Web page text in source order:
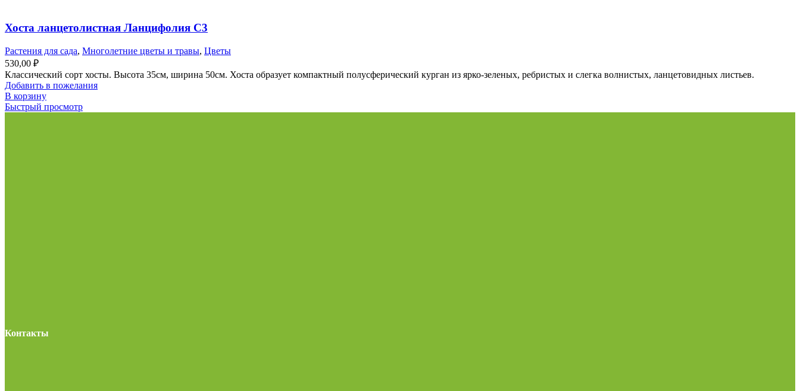
Хоста ланцетолистная Ланцифолия С3
Растения для сада, Многолетние цветы и травы, Цветы
530,00 ₽
Классический сорт хосты. Высота 35см, ширина 50см. Хоста образует компактный полусферический курган из ярко-зеленых, ребристых и слегка волнистых, ланцетовидных листьев.
Добавить в пожелания
В корзину
Быстрый просмотр
Контакты